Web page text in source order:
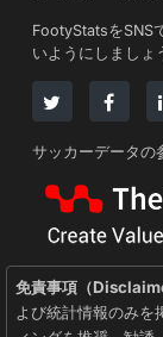
FootyStatsをSNS
いようにしましょ
サッカーデータの
免責事項（
よび統計情報のみを